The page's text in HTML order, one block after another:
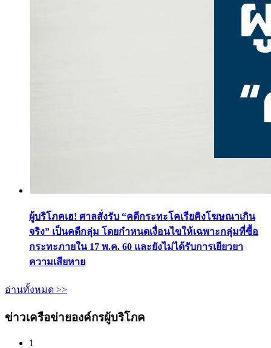
ผู้บริโภคเฮ! ศาลสั่งรับ “คดีกระทะโคเรียคิงโฆษณาเกิน
จริง” เป็นคดีกลุ่ม โดยกำหนดเงื่อนไขให้เฉพาะกลุ่มที่ซื้อ
กระทะภายใน 17 พ.ค. 60 และยังไม่ได้รับการเยียวยา
ความเสียหาย
อ่านทั้งหมด >>
ข่าวเครือข่ายองค์กรผู้บริโภค
1